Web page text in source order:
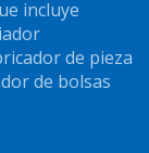
incluye
de pieza
de bolsas